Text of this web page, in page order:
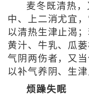
麦冬既清热
中、上二消尤宜
以清热生津止渴
黄汁、牛乳、瓜
气阴两伤者，又
以补气养阴、生津
烦躁失眠